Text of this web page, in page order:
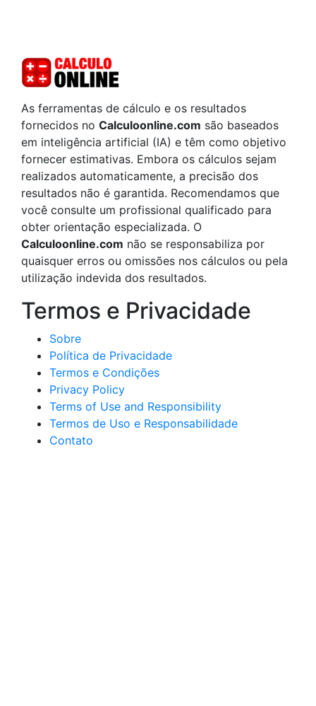
As ferramentas de cálculo e os resultados
fornecidos no Calculoonline.com são baseados
em inteligência artificial (IA) e têm como objetivo
fornecer estimativas. Embora os cálculos sejam
realizados automaticamente, a precisão dos
resultados não é garantida. Recomendamos que
você consulte um profissional qualificado para
obter orientação especializada. O
Calculoonline.com não se responsabiliza por
quaisquer erros ou omissões nos cálculos ou pela
utilização indevida dos resultados.
Termos e Privacidade
Sobre
Política de Privacidade
Termos e Condições
Privacy Policy
Terms of Use and Responsibility
Termos de Uso e Responsabilidade
Contato